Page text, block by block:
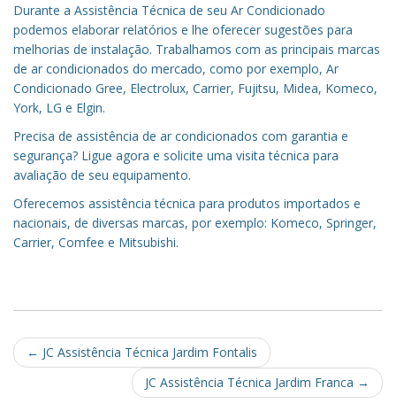
Durante a Assistência Técnica de seu Ar Condicionado
podemos elaborar relatórios e lhe oferecer sugestões para
melhorias de instalação. Trabalhamos com as principais marcas
de ar condicionados do mercado, como por exemplo, Ar
Condicionado Gree, Electrolux, Carrier, Fujitsu, Midea, Komeco,
York, LG e Elgin.
Precisa de assistência de ar condicionados com garantia e
segurança? Ligue agora e solicite uma visita técnica para
avaliação de seu equipamento.
Oferecemos assistência técnica para produtos importados e
nacionais, de diversas marcas, por exemplo: Komeco, Springer,
Carrier, Comfee e Mitsubishi.
Post
navigation
← JC Assistência Técnica Jardim Fontalis
JC Assistência Técnica Jardim Franca →